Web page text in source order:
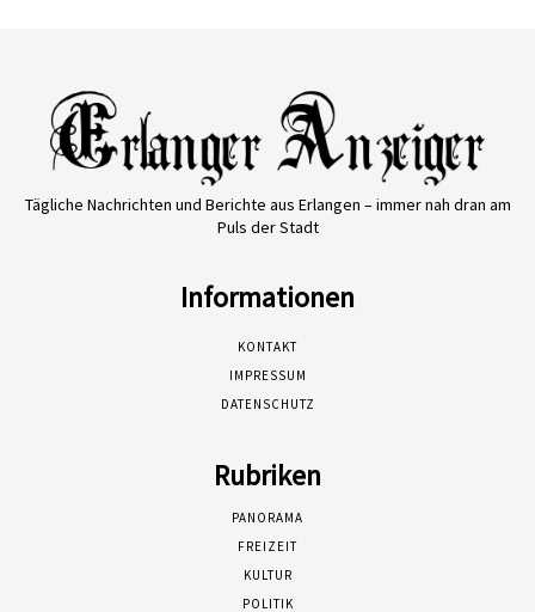
Tägliche Nachrichten und Berichte aus Erlangen – immer nah dran am
Puls der Stadt
Informationen
KONTAKT
IMPRESSUM
DATENSCHUTZ
Rubriken
PANORAMA
FREIZEIT
KULTUR
POLITIK